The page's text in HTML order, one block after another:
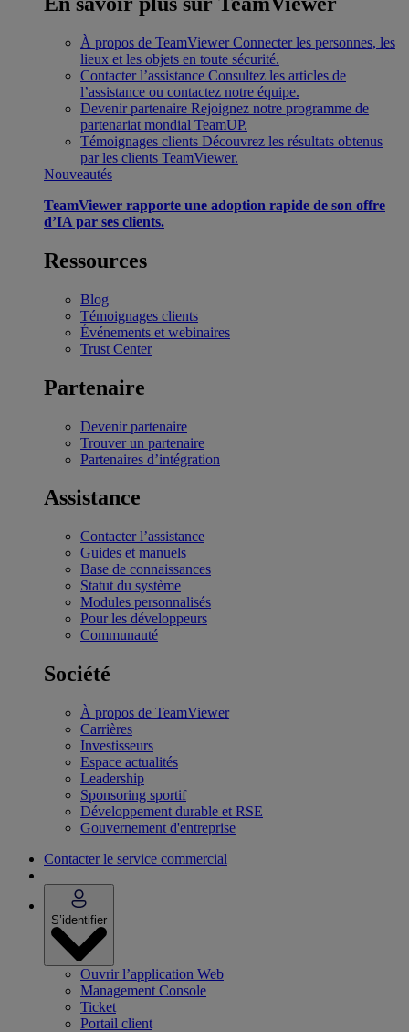
À propos de TeamViewer Connecter les personnes, les
lieux et les objets en toute sécurité.
Contacter l’assistance Consultez les articles de
l’assistance ou contactez notre équipe.
Devenir partenaire Rejoignez notre programme de
partenariat mondial TeamUP.
Témoignages clients Découvrez les résultats obtenus
par les clients TeamViewer.
Nouveautés
TeamViewer rapporte une adoption rapide de son offre
d’IA par ses clients.
Ressources
Blog
Témoignages clients
Événements et webinaires
Trust Center
Partenaire
Devenir partenaire
Trouver un partenaire
Partenaires d’intégration
Assistance
Contacter l’assistance
Guides et manuels
Base de connaissances
Statut du système
Modules personnalisés
Pour les développeurs
Communauté
Société
À propos de TeamViewer
Carrières
Investisseurs
Espace actualités
Leadership
Sponsoring sportif
Développement durable et RSE
Gouvernement d'entreprise
Contacter le service commercial
S’identifier
Ouvrir l’application Web
Management Console
Ticket
Portail client